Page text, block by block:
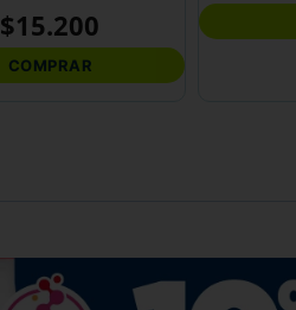
$15.200
COMPRAR